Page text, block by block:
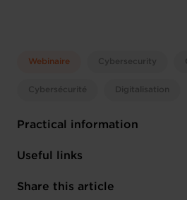
Webinaire Cybersecurity
Cybersécurité Digitalisation
Practical information
Tuesday 19 Sep 2023
Online
Useful links
Register here
Share this article